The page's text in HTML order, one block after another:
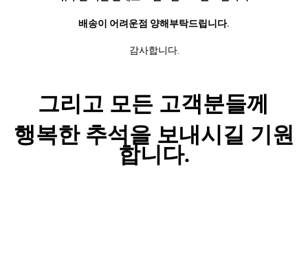
배송이 어려운점 양해부탁드립니다.
감사합니다.
그리고 모든 고객분들께
행복한 추석을 보내시길 기원
합니다.